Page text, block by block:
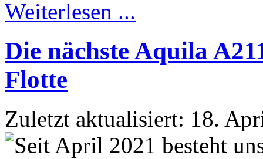
Weiterlesen ...
Die nächste Aquila
Flotte
Zuletzt aktualisiert: 18.